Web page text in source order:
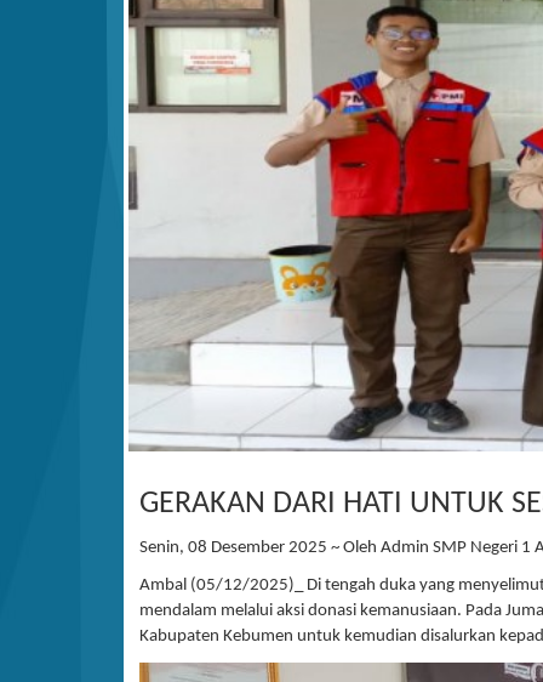
GERAKAN DARI HATI UNTUK
Senin, 08 Desember 2025 ~ Oleh Admin SMP Negeri 1
Ambal (05/12/2025)_ Di tengah duka yang
mendalam melalui aksi donasi kemanusiaan. Pada
Kabupaten Kebumen untuk kemudian disalurkan